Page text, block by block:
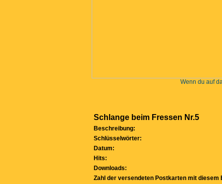
Wenn du auf
Schlange beim Fressen Nr.5
Beschreibung:
Schlüsselwörter:
Datum:
Hits:
Downloads:
Zahl der versendeten Postkarten mit diesem